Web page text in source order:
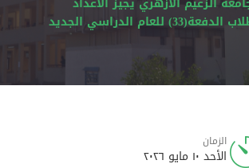
الدراسي الجديد
الزمان
الأحد ١٠ مايو ٢٠٢٦